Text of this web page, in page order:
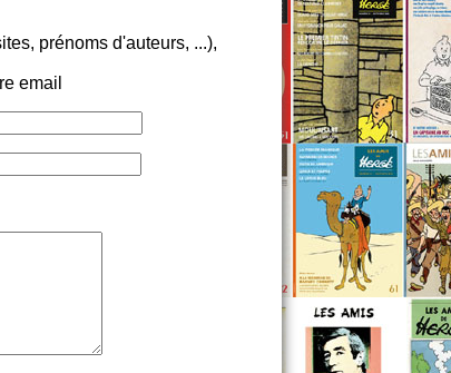
prénoms d'auteurs, ...),
email